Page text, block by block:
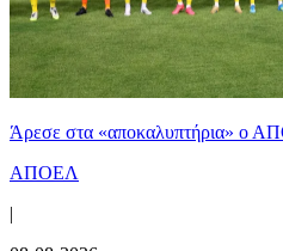
Άρεσε στα «αποκαλυπτήρια» ο
ΑΠΟΕΛ
|